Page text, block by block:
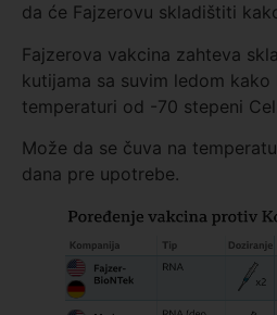
da će Fajzerovu skladištiti
Fajzerova vakcina zahteva
kutijama sa suvim ledom kako
temperaturi od -70 stepeni
Može da se čuva na
dana pre upotrebe.